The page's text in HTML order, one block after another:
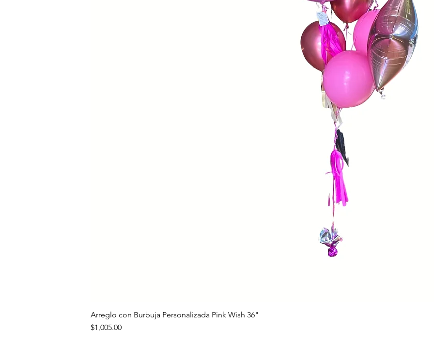
Arreglo con Burbuja Personalizada Pink Wish 36"
Precio
$1,005.00